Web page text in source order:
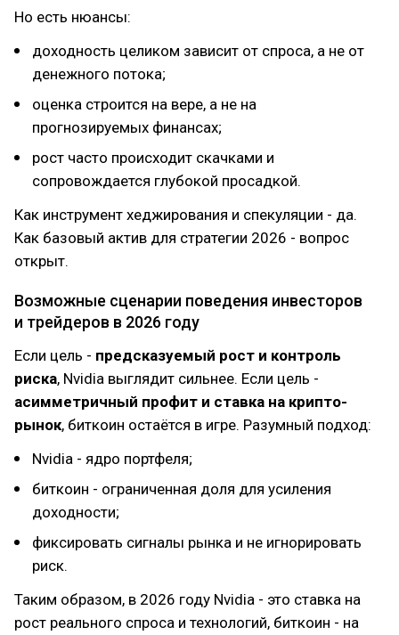
Но есть нюансы:
доходность целиком зависит от спроса, а не от
денежного потока;
оценка строится на вере, а не на
прогнозируемых финансах;
рост часто происходит скачками и
сопровождается глубокой просадкой.
Как инструмент хеджирования и спекуляции - да.
Как базовый актив для стратегии 2026 - вопрос
открыт.
Возможные сценарии поведения инвесторов
и трейдеров в 2026 году
Если цель - предсказуемый рост и контроль
риска, Nvidia выглядит сильнее. Если цель -
асимметричный профит и ставка на крипто-
рынок, биткоин остаётся в игре. Разумный подход:
Nvidia - ядро портфеля;
биткоин - ограниченная доля для усиления
доходности;
фиксировать сигналы рынка и не игнорировать
риск.
Таким образом, в 2026 году Nvidia - это ставка на
рост реального спроса и технологий, биткоин - на